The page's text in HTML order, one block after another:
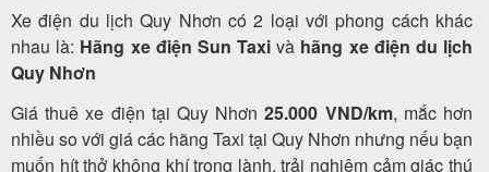
Xe điện du lịch Quy Nhơn có 2 loại với phong cách khác
nhau là: Hãng xe điện Sun Taxi và hãng xe điện du lịch
Quy Nhơn
Giá thuê xe điện tại Quy Nhơn25.000 VND/km, mắc hơn
nhiều so với giá các hãng Taxi tại Quy Nhơn nhưng nếu bạn
muốn hít thở không khí trong lành, trải nghiệm cảm giác thú